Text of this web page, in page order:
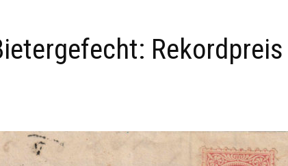
Rekordpreis